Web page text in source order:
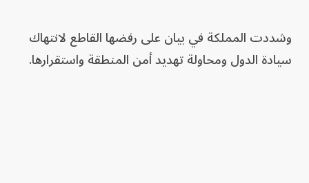
وشددت المملكة في بيان على رفضها القاطع لانتهاك
سيادة الدول ومحاولة تهديد أمن المنطقة واستقرارها.